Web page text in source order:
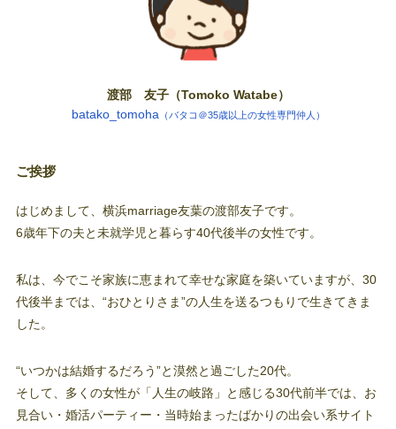
渡部 友子（Tomoko Watabe）
batako_tomoha （バタコ＠35歳以上の女性専門仲人）
ご挨拶
はじめまして、横浜marriage友葉の渡部友子です。
6歳年下の夫と未就学児と暮らす40代後半の女性です。
私は、今でこそ家族に恵まれて幸せな家庭を築いていますが、30
代後半までは、“おひとりさま”の人生を送るつもりで生きてきま
した。
“いつかは結婚するだろう”と漠然と過ごした20代。
そして、多くの女性が「人生の岐路」と感じる30代前半では、お
見合い・婚活パーティー・当時始まったばかりの出会い系サイト